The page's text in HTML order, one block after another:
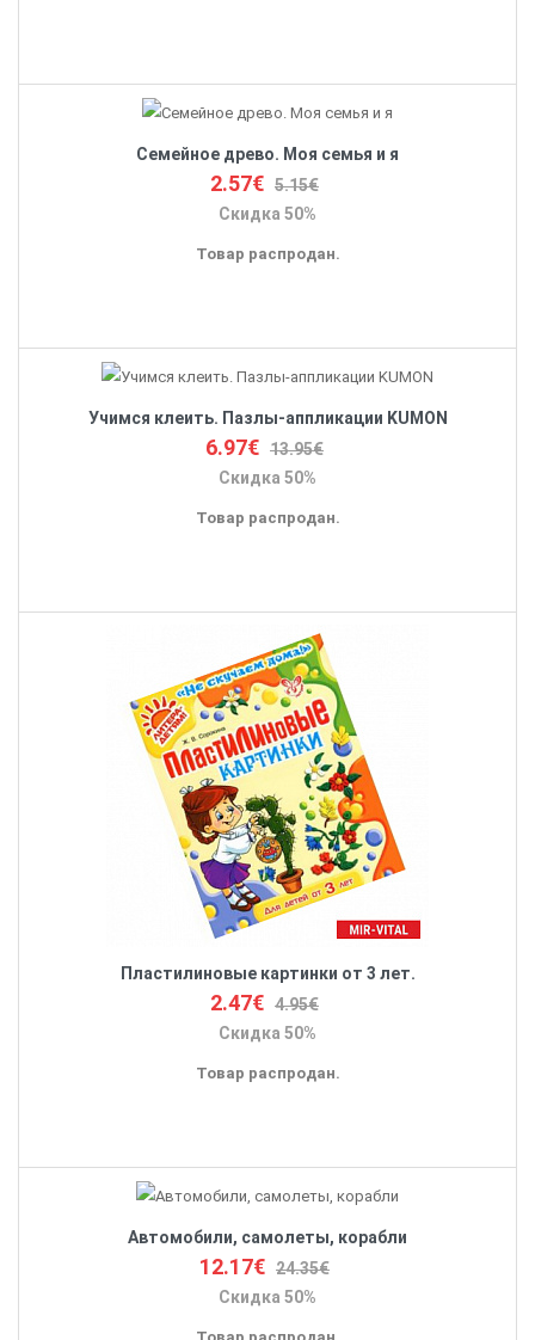
Семейное древо. Моя семья и я
2.57€ 5.15€
Скидка 50%
Товар распродан.
Учимся клеить. Пазлы-аппликации KUMON
6.97€ 13.95€
Скидка 50%
Товар распродан.
Пластилиновые картинки от 3 лет.
2.47€ 4.95€
Скидка 50%
Товар распродан.
Автомобили, самолеты, корабли
12.17€ 24.35€
Скидка 50%